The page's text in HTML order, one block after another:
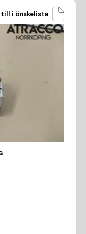
till i önskelista